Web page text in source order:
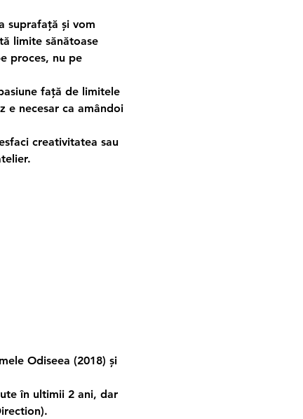
suprafață și vom
limite sănătoase
proces, nu pe
față de limitele
e necesar ca amândoi
creativitatea sau
Odiseea (2018) și
în ultimii 2 ani, dar